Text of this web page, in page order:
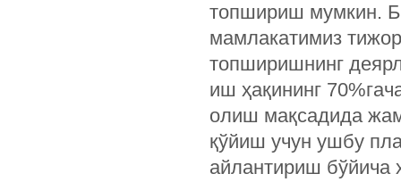
топшириш мумкин.
мамлакатимиз
топширишнинг
иш ҳақининг
олиш мақсадида
қўйиш учун ушбу
айлантириш бўйича